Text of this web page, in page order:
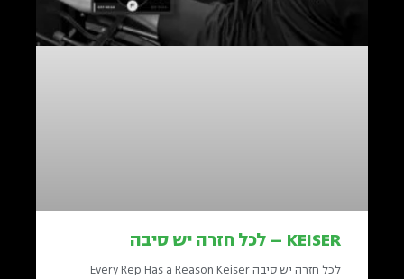
KEISER – לכל חזרה יש סיבה
לכל חזרה יש סיבה Every Rep Has a Reason Keiser